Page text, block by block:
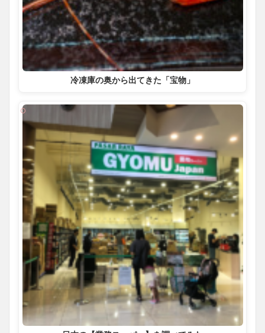
冷凍庫の奥から出てきた「宝物」